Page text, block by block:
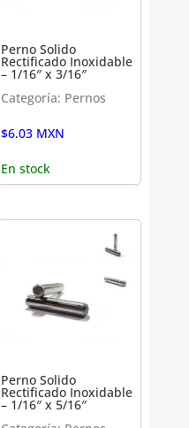
Perno Solido
Rectificado Inoxidable
– 1/16″ x 3/16″
Categoría: Pernos
$6.03 MXN
En stock
Perno Solido
Rectificado Inoxidable
– 1/16″ x 5/16″